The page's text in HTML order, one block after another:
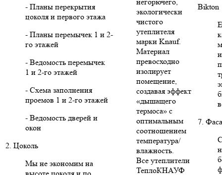
- Планы перекрытия
цоколя и первого этажа
- Планы перемычек 1 и 2-
го этажей
- Ведомость перемычек
1 и 2-го этажей
- Схема заполнения
проемов 1 и 2-го этажей
- Ведомость дверей и
окон
2. Цоколь
Мы не экономим на
экологически
чистого
утеплителя
марки Knauf.
Материал
превосходно
изолирует
помещение,
создавая эффект
«дышащего
термоса» с
оптимальным
соотношением
температура/
влажность.
Все утеплители
ТеплоКНАУФ
Bikton
7.